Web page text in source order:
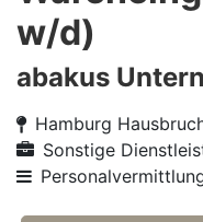
w/d)
abakus
Hamburg
Sonstige